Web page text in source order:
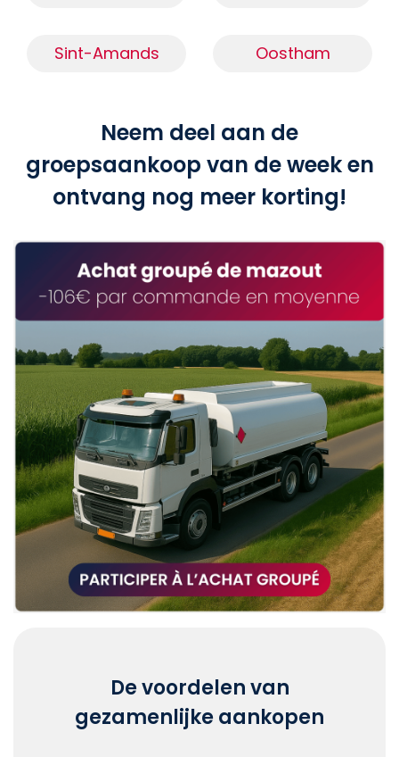
Sint-Amands Oostham
Neem deel aan de
groepsaankoop van de week en
ontvang nog meer korting!
De voordelen van
gezamenlijke aankopen